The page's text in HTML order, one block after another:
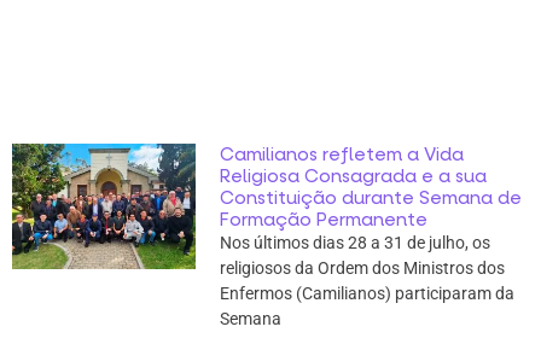
Camilianos refletem a Vida
Religiosa Consagrada e a sua
Constituição durante Semana de
Formação Permanente
Nos últimos dias 28 a 31 de julho, os
religiosos da Ordem dos Ministros dos
Enfermos (Camilianos) participaram da
Semana